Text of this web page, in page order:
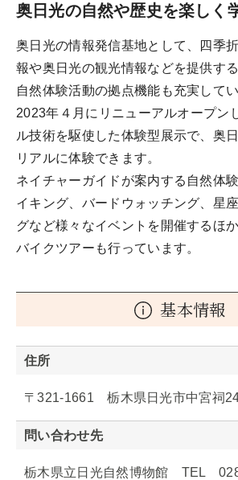
奥日光の自然や歴史を楽しく
奥日光の情報発信基地として、四季
報や奥日光の観光情報などを提供す
自然体験活動の拠点機能も充実してい
2023年４月にリニューアルオープン
ル技術を駆使した体験型展示で、奥
リアルに体験できます。
ネイチャーガイドが案内する自然体
イキング、バードウォッチング、星
グなど様々なイベントを開催するほ
バイクツアーも行っています。
基本情報
住所
〒321-1661 栃木県日光市中宮祠
問い合わせ先
栃木県立日光自然博物館 TEL